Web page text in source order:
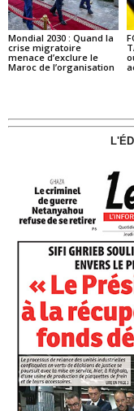
Mondial 2030 : Quand la
crise migratoire
menace d’exclure le
Maroc de l’organisation